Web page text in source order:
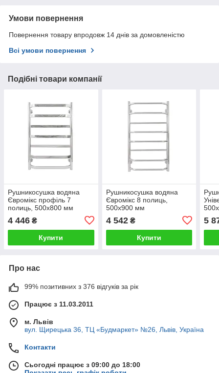
Умови повернення
Повернення товару впродовж 14 днів за домовленістю
Всі умови повернення
Подібні товари компанії
Рушникосушка водяна
Євромікс профіль 7
полиць, 500х800 мм
4 446 ₴
Купити
Рушникосушка водяна
Євромікс 8 полиць,
500х900 мм
4 542₴
Купити
5
Про нас
99% позитивних з 376 відгуків за рік
Працює з 11.03.2011
м. Львів
вул. Щирецька 36, ТЦ «Будмаркет» №26, Львів, Україна
Контакти
Сьогодні працює з 09:00 до 18:00